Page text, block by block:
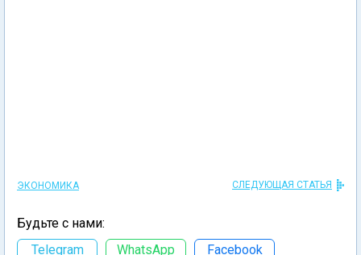
ЭКОНОМИКА СЛЕДУЮЩАЯ СТАТЬЯ
Будьте с нами:
Telegram
WhatsApp Facebook